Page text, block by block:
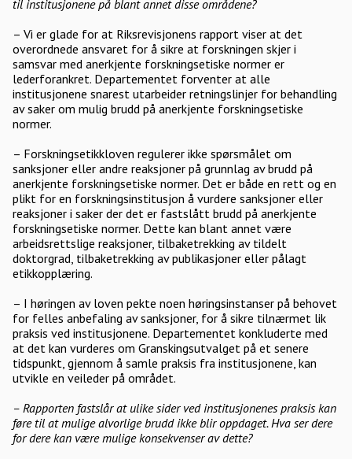
til institusjonene på blant annet disse områdene?
– Vi er glade for at Riksrevisjonens rapport viser at det
overordnede ansvaret for å sikre at forskningen skjer i
samsvar med anerkjente forskningsetiske normer er
lederforankret. Departementet forventer at alle
institusjonene snarest utarbeider retningslinjer for behandling
av saker om mulig brudd på anerkjente forskningsetiske
normer.
– Forskningsetikkloven regulerer ikke spørsmålet om
sanksjoner eller andre reaksjoner på grunnlag av brudd på
anerkjente forskningsetiske normer. Det er både en rett og en
plikt for en forskningsinstitusjon å vurdere sanksjoner eller
reaksjoner i saker der det er fastslått brudd på anerkjente
forskningsetiske normer. Dette kan blant annet være
arbeidsrettslige reaksjoner, tilbaketrekking av tildelt
doktorgrad, tilbaketrekking av publikasjoner eller pålagt
etikkopplæring.
– I høringen av loven pekte noen høringsinstanser på behovet
for felles anbefaling av sanksjoner, for å sikre tilnærmet lik
praksis ved institusjonene. Departementet konkluderte med
at det kan vurderes om Granskingsutvalget på et senere
tidspunkt, gjennom å samle praksis fra institusjonene, kan
utvikle en veileder på området.
– Rapporten fastslår at ulike sider ved institusjonenes praksis kan
føre til at mulige alvorlige brudd ikke blir oppdaget. Hva ser dere
for dere kan være mulige konsekvenser av dette?